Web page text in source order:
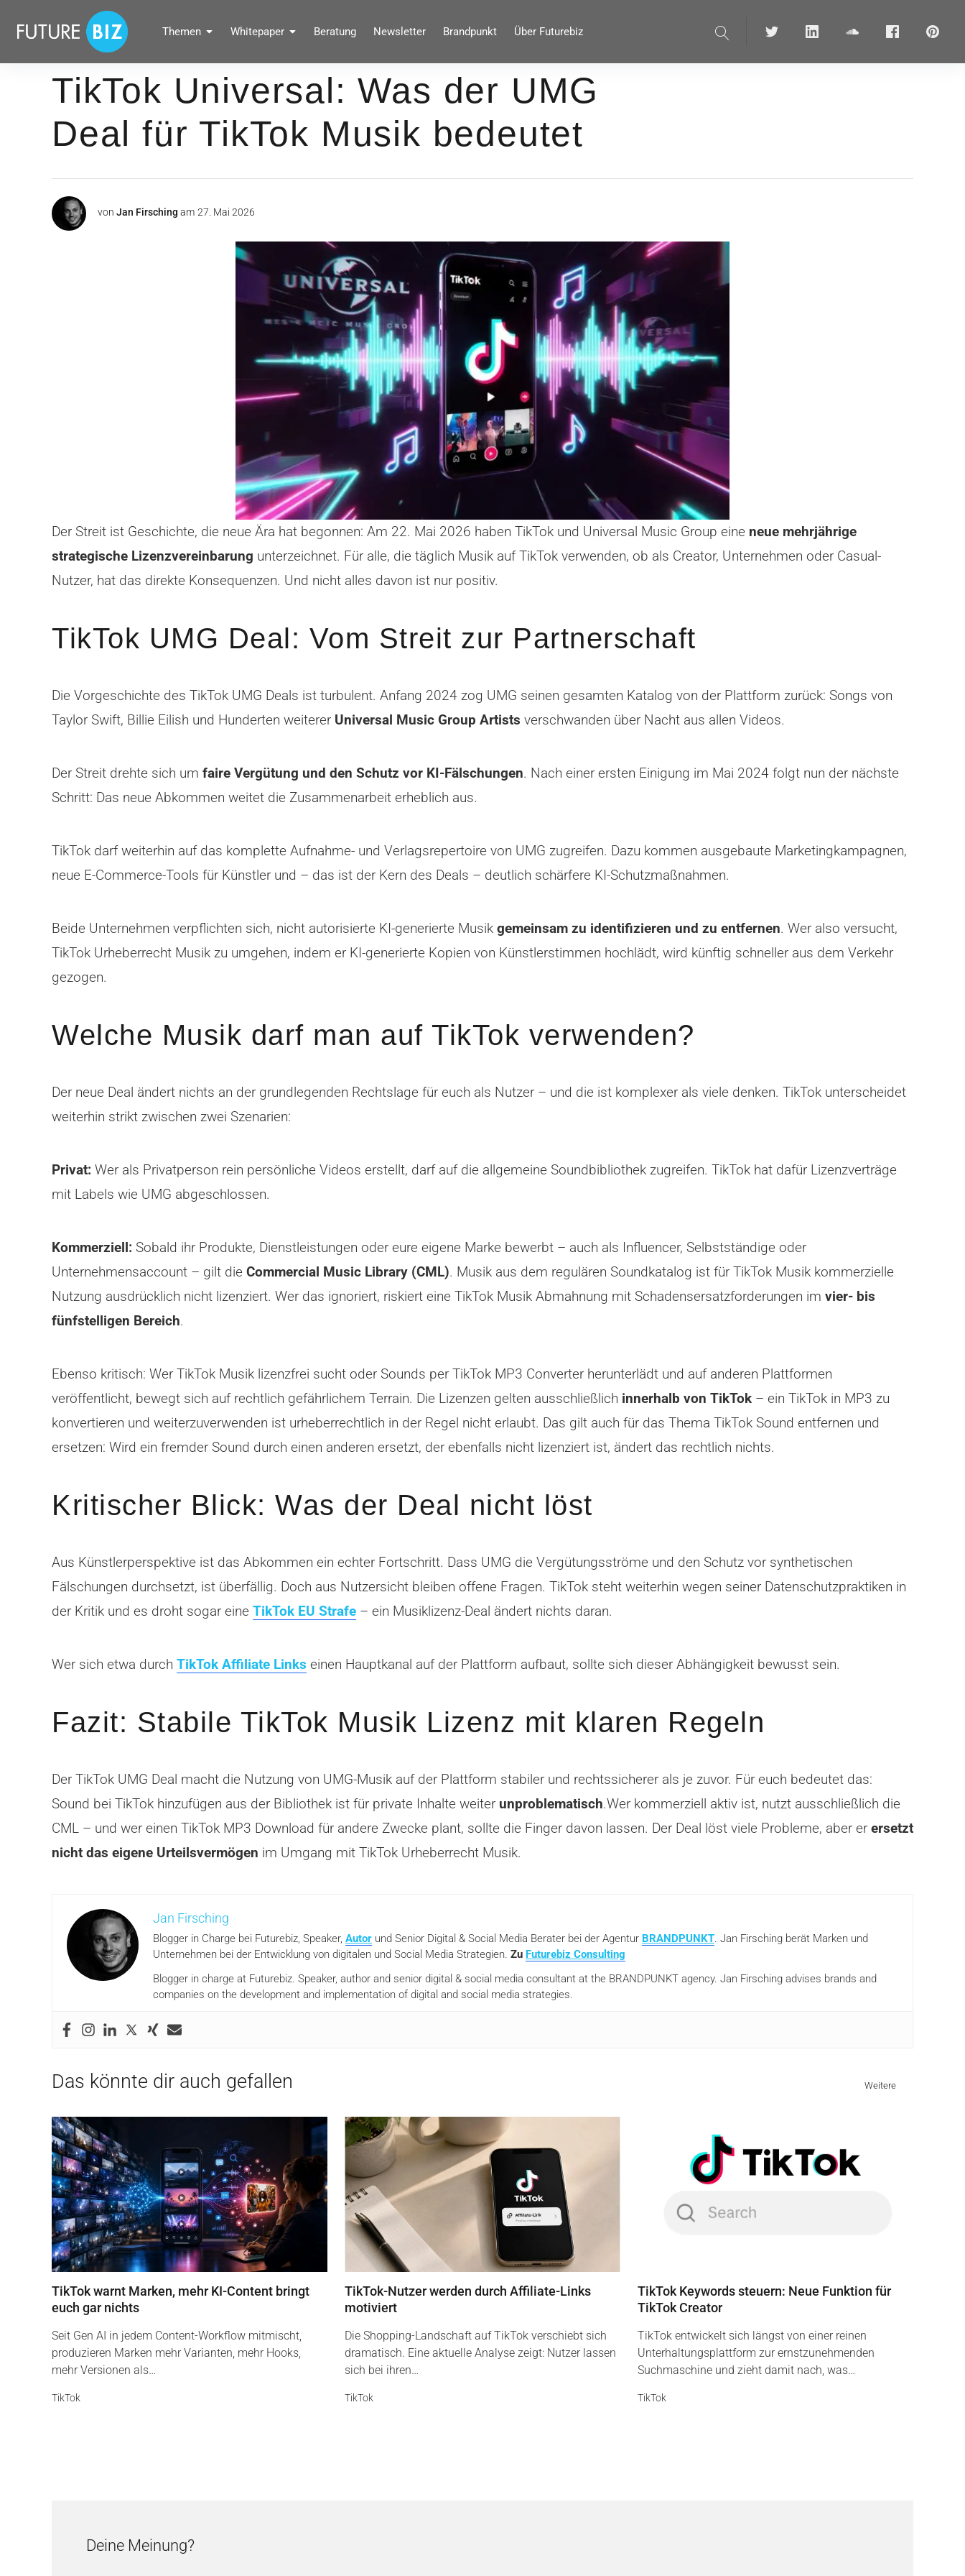
überspringen
FUTUREBIZ
Social Media Marketing Blog für Unternehmen by BRANDPUNKT
Themen Whitepaper Beratung Newsletter Brandpunkt Über Futurebiz
Suche Twitter linkedin soundcloudFacebook
TikTok Universal: Was der UMG
Deal für TikTok Musik bedeutet
von Jan Firsching am 27. Mai 2026
Der Streit ist Geschichte, die neue Ära hat begonnen: Am 22. Mai 2026 haben TikTok und Universal Music Group eine neue mehrjährige
strategische Lizenzvereinbarung unterzeichnet. Für alle, die täglich Musik auf TikTok verwenden, ob als Creator, Unternehmen oder Casual-
Nutzer, hat das direkte Konsequenzen. Und nicht alles davon ist nur positiv.
TikTok UMG Deal: Vom Streit zur Partnerschaft
Die Vorgeschichte des TikTok UMG Deals ist turbulent. Anfang 2024 zog UMG seinen gesamten Katalog von der Plattform zurück: Songs von
Taylor Swift, Billie Eilish und Hunderten weiterer Universal Music Group Artists verschwanden über Nacht aus allen Videos.
Der Streit drehte sich um faire Vergütung und den Schutz vor KI-Fälschungen. Nach einer ersten Einigung im Mai 2024 folgt nun der nächste
Schritt: Das neue Abkommen weitet die Zusammenarbeit erheblich aus.
TikTok darf weiterhin auf das komplette Aufnahme- und Verlagsrepertoire von UMG zugreifen. Dazu kommen ausgebaute Marketingkampagnen,
neue E-Commerce-Tools für Künstler und – das ist der Kern des Deals – deutlich schärfere KI-Schutzmaßnahmen.
Beide Unternehmen verpflichten sich, nicht autorisierte KI-generierte Musik gemeinsam zu identifizieren und zu entfernen. Wer also versucht,
TikTok Urheberrecht Musik zu umgehen, indem er KI-generierte Kopien von Künstlerstimmen hochlädt, wird künftig schneller aus dem Verkehr
gezogen.
Welche Musik darf man auf TikTok verwenden?
Der neue Deal ändert nichts an der grundlegenden Rechtslage für euch als Nutzer – und die ist komplexer als viele denken. TikTok unterscheidet
weiterhin strikt zwischen zwei Szenarien:
Privat: Wer als Privatperson rein persönliche Videos erstellt, darf auf die allgemeine Soundbibliothek zugreifen. TikTok hat dafür Lizenzverträge
mit Labels wie UMG abgeschlossen.
Kommerziell: Sobald ihr Produkte, Dienstleistungen oder eure eigene Marke bewerbt – auch als Influencer, Selbstständige oder
Unternehmensaccount – gilt die Commercial Music Library (CML). Musik aus dem regulären Soundkatalog ist für TikTok Musik kommerzielle
Nutzung ausdrücklich nicht lizenziert. Wer das ignoriert, riskiert eine TikTok Musik Abmahnung mit Schadensersatzforderungen im vier- bis
fünfstelligen Bereich.
Ebenso kritisch: Wer TikTok Musik lizenzfrei sucht oder Sounds per TikTok MP3 Converter herunterlädt und auf anderen Plattformen
veröffentlicht, bewegt sich auf rechtlich gefährlichem Terrain. Die Lizenzen gelten ausschließlich innerhalb von TikTok – ein TikTok in MP3 zu
konvertieren und weiterzuverwenden ist urheberrechtlich in der Regel nicht erlaubt. Das gilt auch für das Thema TikTok Sound entfernen und
ersetzen: Wird ein fremder Sound durch einen anderen ersetzt, der ebenfalls nicht lizenziert ist, ändert das rechtlich nichts.
Kritischer Blick: Was der Deal nicht löst
Aus Künstlerperspektive ist das Abkommen ein echter Fortschritt. Dass UMG die Vergütungsströme und den Schutz vor synthetischen
Fälschungen durchsetzt, ist überfällig. Doch aus Nutzersicht bleiben offene Fragen. TikTok steht weiterhin wegen seiner Datenschutzpraktiken in
der Kritik und es droht sogar eine TikTok EU Strafe – ein Musiklizenz-Deal ändert nichts daran.
Wer sich etwa durch TikTok Affiliate Links einen Hauptkanal auf der Plattform aufbaut, sollte sich dieser Abhängigkeit bewusst sein.
Fazit: Stabile TikTok Musik Lizenz mit klaren Regeln
Der TikTok UMG Deal macht die Nutzung von UMG-Musik auf der Plattform stabiler und rechtssicherer als je zuvor. Für euch bedeutet das:
Sound bei TikTok hinzufügen aus der Bibliothek ist für private Inhalte weiter unproblematisch.Wer kommerziell aktiv ist, nutzt ausschließlich die
CML – und wer einen TikTok MP3 Download für andere Zwecke plant, sollte die Finger davon lassen. Der Deal löst viele Probleme, aber er ersetzt
nicht das eigene Urteilsvermögen im Umgang mit TikTok Urheberrecht Musik.
Jan Firsching
Blogger in Charge bei Futurebiz, Speaker, Autor und Senior Digital & Social Media Berater bei der Agentur BRANDPUNKT. Jan Firsching berät Marken und
Unternehmen bei der Entwicklung von digitalen und Social Media Strategien. Zu Futurebiz Consulting
Blogger in charge at Futurebiz. Speaker, author and senior digital & social media consultant at the BRANDPUNKT agency. Jan Firsching advises brands and
companies on the development and implementation of digital and social media strategies.
Das könnte dir auch gefallen Weitere
TikTok warnt Marken, mehr KI-Content bringt
euch gar nichts
Seit Gen AI in jedem Content-Workflow mitmischt,
produzieren Marken mehr Varianten, mehr Hooks,
mehr Versionen als…
TikTok
TikTok-Nutzer werden durch Affiliate-Links
motiviert
Die Shopping-Landschaft auf TikTok verschiebt sich
dramatisch. Eine aktuelle Analyse zeigt: Nutzer lassen
sich bei ihren…
TikTok
TikTok Keywords steuern: Neue Funktion für
TikTok Creator
TikTok entwickelt sich längst von einer reinen
Unterhaltungsplattform zur ernstzunehmenden
Suchmaschine und zieht damit nach, was…
TikTok
Deine Meinung?